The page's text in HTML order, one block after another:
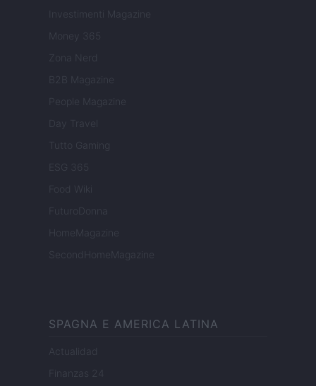
Investimenti Magazine
Money 365
Zona Nerd
B2B Magazine
People Magazine
Day Travel
Tutto Gaming
ESG 365
Food Wiki
FuturoDonna
HomeMagazine
SecondHomeMagazine
SPAGNA E AMERICA LATINA
Actualidad
Finanzas 24